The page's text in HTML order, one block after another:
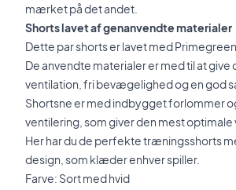
mærket på det andet.
Shorts lavet af genanvendte materialer
Dette par shorts er lavet med
De anvendte materialer er med til at
ventilation, fri bevægelighed og en god
Shortsne er med indbygget forlommer
ventilering, som giver den mest
Her har du de perfekte træningsshorts
design, som klæder enhver spiller.
Farve: Sort med hvid